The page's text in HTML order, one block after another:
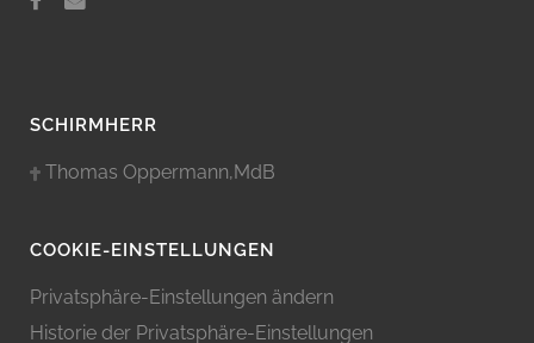
SCHIRMHERR
Thomas Oppermann,MdB
COOKIE-EINSTELLUNGEN
Privatsphäre-Einstellungen ändern
Historie der Privatsphäre-Einstellungen